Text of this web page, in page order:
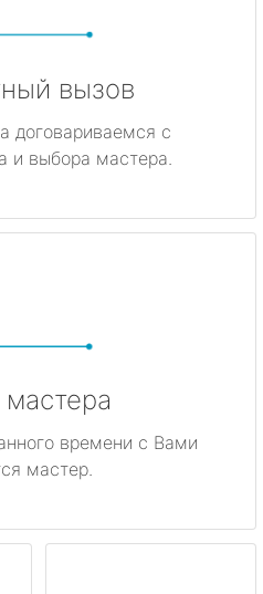
вызов
договариваемся с
и выбора мастера.
времени с Вами
мастер.